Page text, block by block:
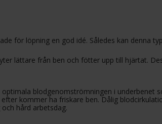
för löpning en god idé. Således kan denna
lättare från ben och fötter upp till hjärtat.
blodgenomströmningen i underbenet
kommer ha friskare ben. Dålig
hård arbetsdag.